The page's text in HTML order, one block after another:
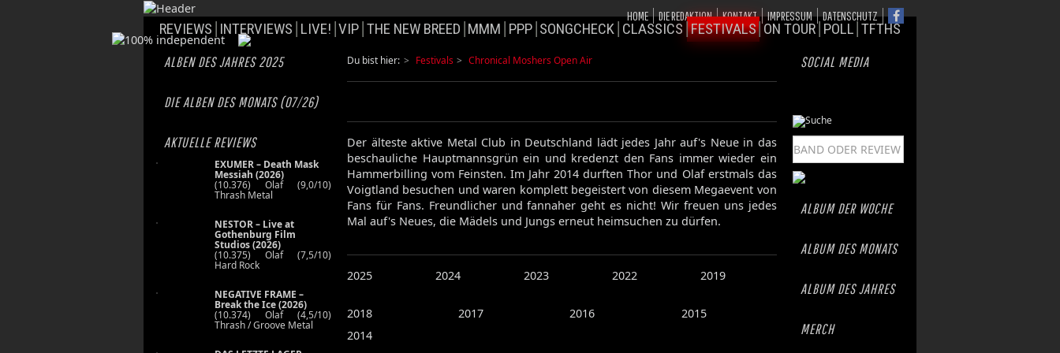
HOME DIE REDAKTION KONTAKT IMPRESSUM DATENSCHUTZ
REVIEWS INTERVIEWS LIVE! VIP THE NEW BREED MMM PPP SONGCHECK CLASSICS FESTIVALS ON TOUR POLL TFTHS
ALBEN DES JAHRES 2025
DIE ALBEN DES MONATS (07/26)
AKTUELLE REVIEWS
EXUMER – Death Mask
Messiah (2026)
(10.376) Olaf (9,0/10)
Thrash Metal
NESTOR – Live at
Gothenburg Film
Studios (2026)
(10.375) Olaf (7,5/10)
Hard Rock
NEGATIVE FRAME –
Break the Ice (2026)
(10.374) Olaf (4,5/10)
Thrash / Groove Metal
Du bist hier: Festivals Chronical Moshers Open Air
Der älteste aktive Metal Club in Deutschland lädt jedes Jahr auf's Neue in das
beschauliche Hauptmannsgrün ein und kredenzt den Fans immer wieder ein
Hammerbilling vom Feinsten. Im Jahr 2014 durften Thor und Olaf erstmals das
Voigtland besuchen und waren komplett begeistert von diesem Megaevent von
Fans für Fans. Freundlicher und fannaher geht es nicht! Wir freuen uns jedes
Mal auf's Neues, die Mädels und Jungs erneut heimsuchen zu dürfen.
2025 2024 2023 2022 2019
2018 2017 2016
2015
2014
SOCIAL MEDIA
ALBUM DER WOCHE
ALBUM DES MONATS
ALBUM DES JAHRES
MERCH